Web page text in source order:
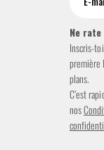
Ne
Inscris-
première
plans.
C’est
nos